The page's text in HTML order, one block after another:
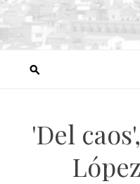
'Del